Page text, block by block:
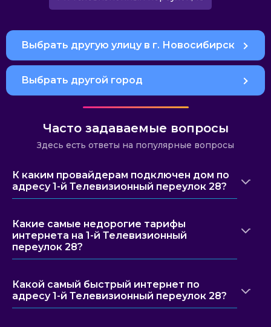
Выбрать другую улицу в г. Новосибирск
Выбрать другой город
Часто задаваемые вопросы
Здесь есть ответы на популярные вопросы
К каким провайдерам подключен дом по
адресу 1-й Телевизионный переулок 28?
Какие самые недорогие тарифы
интернета на 1-й Телевизионный
переулок 28?
Какой самый быстрый интернет по
адресу 1-й Телевизионный переулок 28?